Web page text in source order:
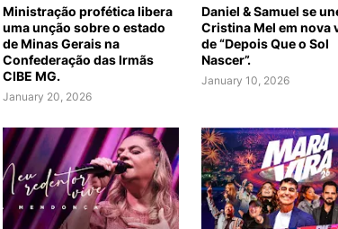
Ministração profética libera
uma unção sobre o estado
de Minas Gerais na
Confederação das Irmãs
CIBE MG.
January 20, 2026
Daniel & Samuel se
Cristina Mel em nova
de “Depois Que o Sol
Nascer”.
January 10, 2026